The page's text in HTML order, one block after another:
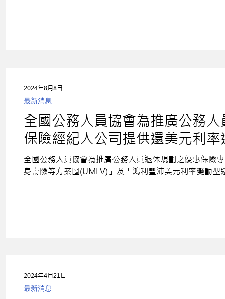
全國公務人員協會為推廣公務
保險經紀人公司提供還美元利
全國公務人員協會為推廣公務人員退休規劃之優惠保險
身壽險等方案圖(UMLV)」及「鴻利豐沛美元利率變動
最新消息
2024年8月8日
最新消息
2024年4月21日